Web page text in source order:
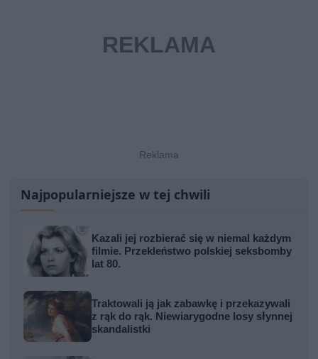
Najpopularniejsze w tej chwili
Kazali jej rozbierać się w niemal każdym
filmie. Przekleństwo polskiej seksbomby
lat 80.
Traktowali ją jak zabawkę i przekazywali
z rąk do rąk. Niewiarygodne losy słynnej
skandalistki